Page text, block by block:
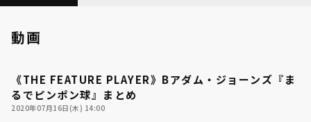
動画
03:06
《THE FEATURE PLAYER》Bアダム・ジョーンズ『ま
るでピンポン球』まとめ
2020年07月16日(木) 14:00